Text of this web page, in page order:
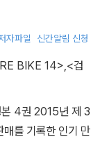
자파일 신간알림 신청
BIKE 14> <겁
4권 2015년 제 3